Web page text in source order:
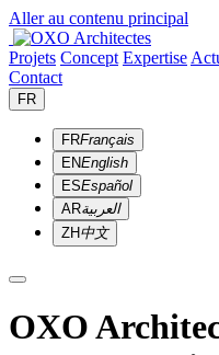
Aller au contenu principal
Projets Concept Expertise
Contact
FR
FRFrançais
ENEnglish
ESEspañol
ARالعربية
ZH中文
OXO